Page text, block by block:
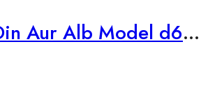
Verighete Din Aur Alb Model d631-a